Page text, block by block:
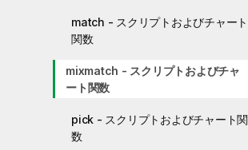
match - スクリプトおよびチャート
関数
mixmatch - スクリプトおよびチャ
ート関数
pick - スクリプトおよびチャート関
数